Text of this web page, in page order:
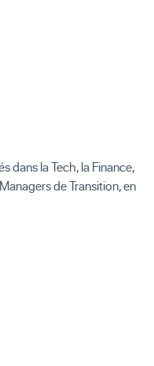
dans la Tech, la Finance,
de Transition, en